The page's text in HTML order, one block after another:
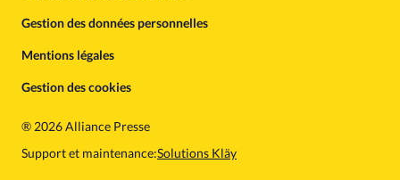
Gestion des données personnelles
Mentions légales
Gestion des cookies
®2026 Alliance Presse
Support et maintenance:Solutions Kläy